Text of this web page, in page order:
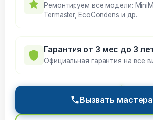
Ремонтируем все модели:
Termaster, EcoCondens и др.
Гарантия от 3 мес до 3
Официальная гарантия на все
Вызвать мастера